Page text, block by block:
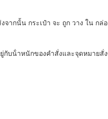
กนั้น กระเป๋า จะ ถูก วาง ใน ก
น้ําหนักของคําสั่งและจุดหมายสั่